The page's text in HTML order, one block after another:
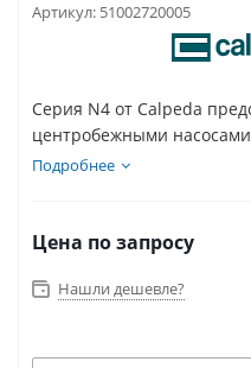
Артикул: 51002720005
Серия N4 от Calpeda
центробежными
Подробнее
Цена по запросу
Нашли дешевле?